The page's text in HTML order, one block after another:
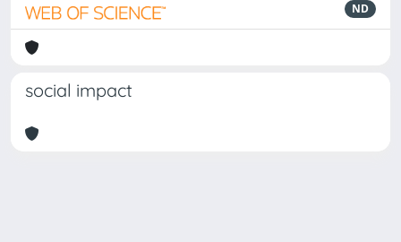
ND
social impact